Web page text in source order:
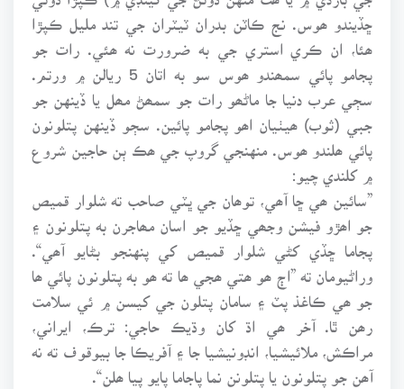
ڇڏيندو ھوس. نج ڪاٽن بدران ٽيٽران جي تند مليل ڪپڙا
ھئا، ان ڪري استري جي به ضرورت نه ھئي. رات جو
پجامو پائي سمھندو ھوس سو به اتان 5 ريالن ۾ ورتم.
سڄي عرب دنيا جا ماڻھو رات جو سمھڻ مھل يا ڏينهن جو
جبي (ثوب) ھيٺيان اھو پجامو پائين. سڄو ڏينهن پتلونون
پائي ھلندو ھوس. منهنجي گروپ جي ھڪ ٻن حاجين شروع
۾ کلندي چيو:
”سائين ھي ڇا آھي، توھان جي ڀٽي صاحب ته شلوار قميص
جو اھڙو فيشن وجھي ڇڏيو جو اسان مھاجرن به پتلونون ۽
پجاما ڇڏي کڻي شلوار قميص کي پنهنجو بڻايو آھي“.
وراڻيومان ته ”اڄ ھو ھتي ھجي ھا ته ھو به پتلونون پائي ھا
جو ھي ڪاغذ پٽ ۽ سامان پتلون جي کيسن ۾ ئي سلامت
رھن ٿا. آخر ھي اڌ کان وڌيڪ حاجي: ترڪ، ايراني،
مراڪش، ملائيشيا، انڊونيشيا جا ۽ آفريڪا جا بيوقوف ته نه
آھن جو پتلونون يا پتلونن نما پاجاما پايو پيا ھلن“.